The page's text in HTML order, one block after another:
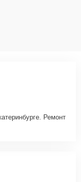
Ремонт